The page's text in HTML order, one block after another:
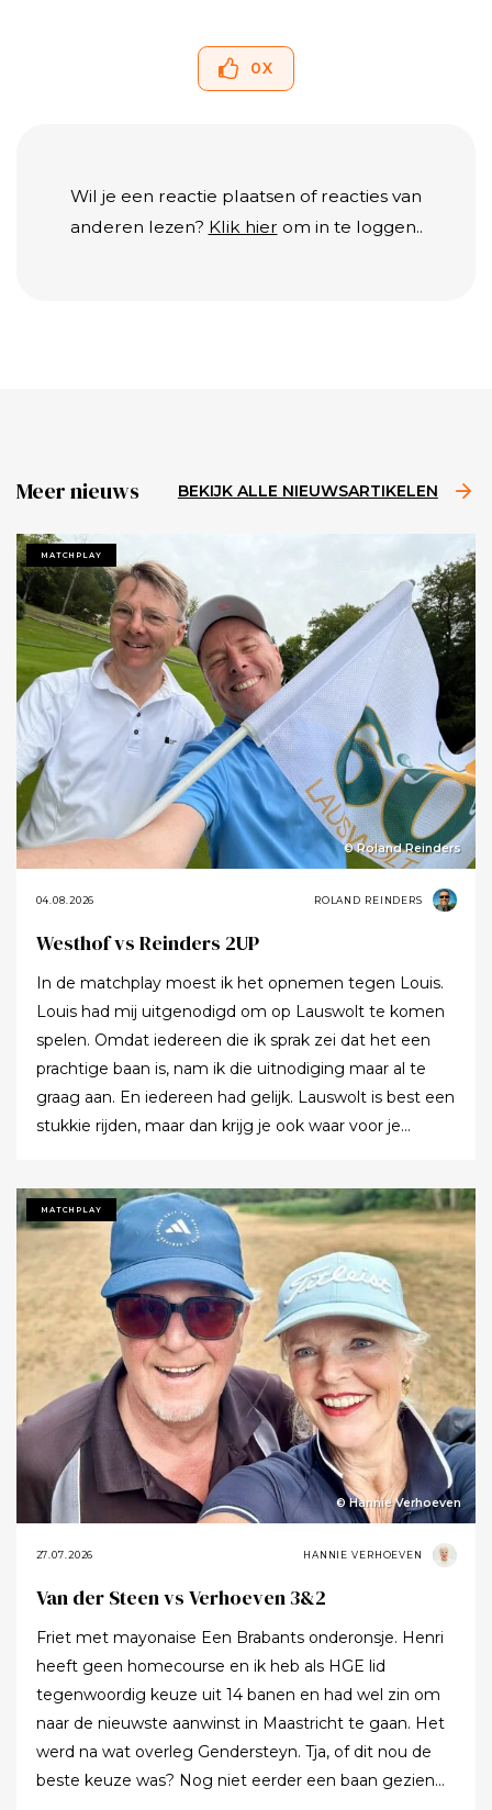
0X
Wil je een reactie plaatsen of reacties van
anderen lezen? Klik hier om in te loggen..
Meer nieuws BEKIJK ALLE NIEUWSARTIKELEN
MATCHPLAY
© Roland Reinders
04.08.2026 ROLAND REINDERS
Westhof vs Reinders 2UP
In de matchplay moest ik het opnemen tegen Louis.
Louis had mij uitgenodigd om op Lauswolt te komen
spelen. Omdat iedereen die ik sprak zei dat het een
prachtige baan is, nam ik die uitnodiging maar al te
graag aan. En iedereen had gelijk. Lauswolt is best een
stukkie rijden, maar dan krijg je ook waar voor je
Tot ik uiteindelijk aankondigde dat ik het nu echt niet
meer ging zeggen.
MATCHPLAY
© Hannie Verhoeven
27.07.2026 HANNIE VERHOEVEN
Van der Steen vs Verhoeven 3&2
Friet met mayonaise Een Brabants onderonsje. Henri
heeft geen homecourse en ik heb als HGE lid
tegenwoordig keuze uit 14 banen en had wel zin om
naar de nieuwste aanwinst in Maastricht te gaan. Het
werd na wat overleg Gendersteyn. Tja, of dit nou de
beste keuze was? Nog niet eerder een baan gezien